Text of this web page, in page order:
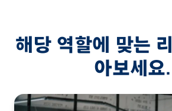
해당 역할에 맞는
아보세요.